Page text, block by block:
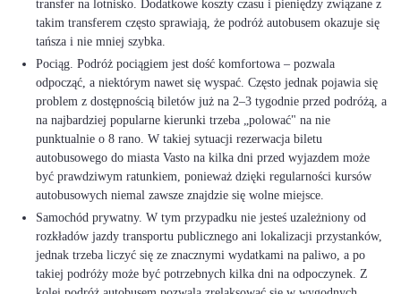
transfer na lotnisko. Dodatkowe koszty czasu i pieniędzy związane z
takim transferem często sprawiają, że podróż autobusem okazuje się
tańsza i nie mniej szybka.
Pociąg. Podróż pociągiem jest dość komfortowa – pozwala
odpocząć, a niektórym nawet się wyspać. Często jednak pojawia się
problem z dostępnością biletów już na 2–3 tygodnie przed podróżą, a
na najbardziej popularne kierunki trzeba „polować" na nie
punktualnie o 8 rano. W takiej sytuacji rezerwacja biletu
autobusowego do miasta Vasto na kilka dni przed wyjazdem może
być prawdziwym ratunkiem, ponieważ dzięki regularności kursów
autobusowych niemal zawsze znajdzie się wolne miejsce.
Samochód prywatny. W tym przypadku nie jesteś uzależniony od
rozkładów jazdy transportu publicznego ani lokalizacji przystanków,
jednak trzeba liczyć się ze znacznymi wydatkami na paliwo, a po
takiej podróży może być potrzebnych kilka dni na odpoczynek. Z